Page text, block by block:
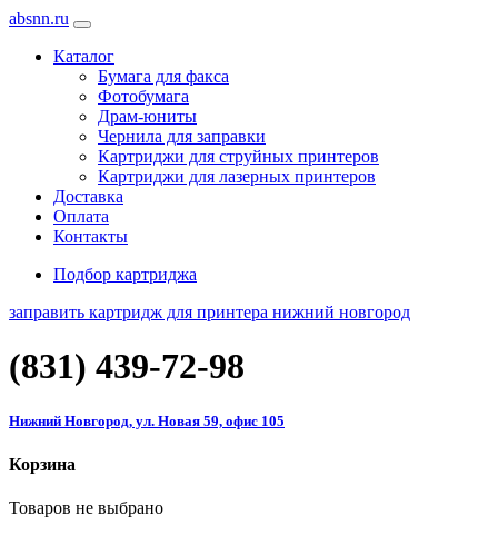
absnn.ru
Каталог
Бумага для факса
Фотобумага
Драм-юниты
Чернила для заправки
Картриджи для струйных принтеров
Картриджи для лазерных принтеров
Доставка
Оплата
Контакты
Подбор картриджа
заправить картридж для принтера нижний новгород
(831) 439-72-98
Нижний Новгород, ул. Новая 59, офис 105
Корзина
Товаров не выбрано